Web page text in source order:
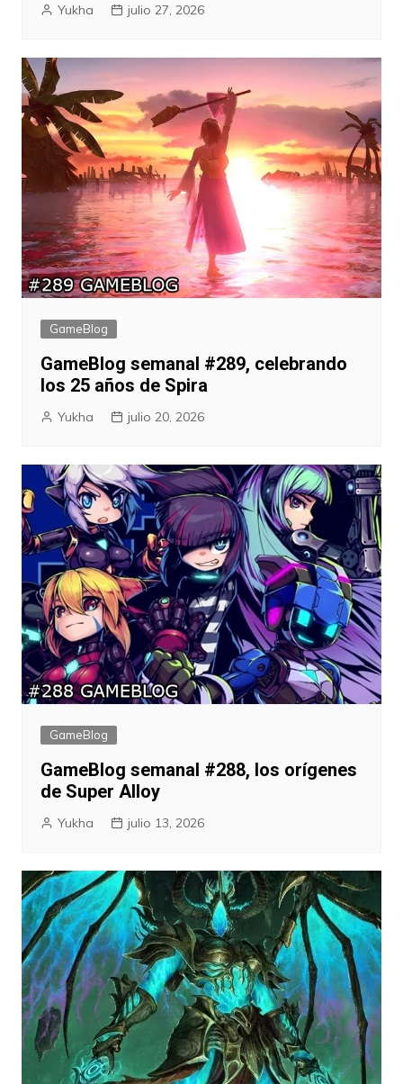
Yukha julio 27, 2026
GameBlog
GameBlog semanal #289, celebrando
los 25 años de Spira
Yukha julio 20, 2026
GameBlog
GameBlog semanal #288, los orígenes
de Super Alloy
Yukha julio 13, 2026